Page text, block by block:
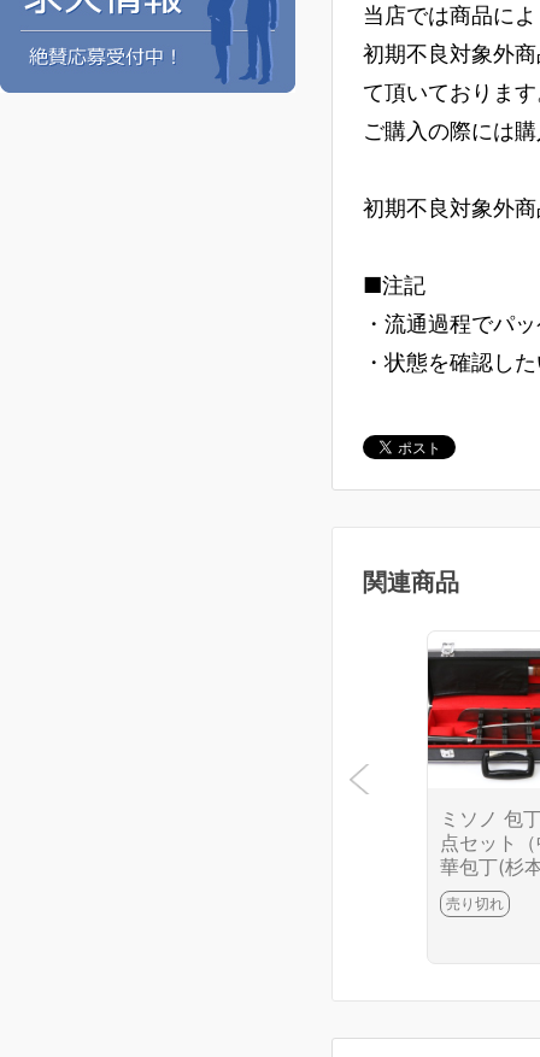
当店では商品に
初期不良対象外
て頂いておりま
ご購入の際には
初期不良対象外
■注記
・流通過程でパ
・状態を確認し
関連商品
ミソノ 包
点セット
華包丁(杉
出刃(藤次
薄刃(藤次
6699-2J10
売り切れ